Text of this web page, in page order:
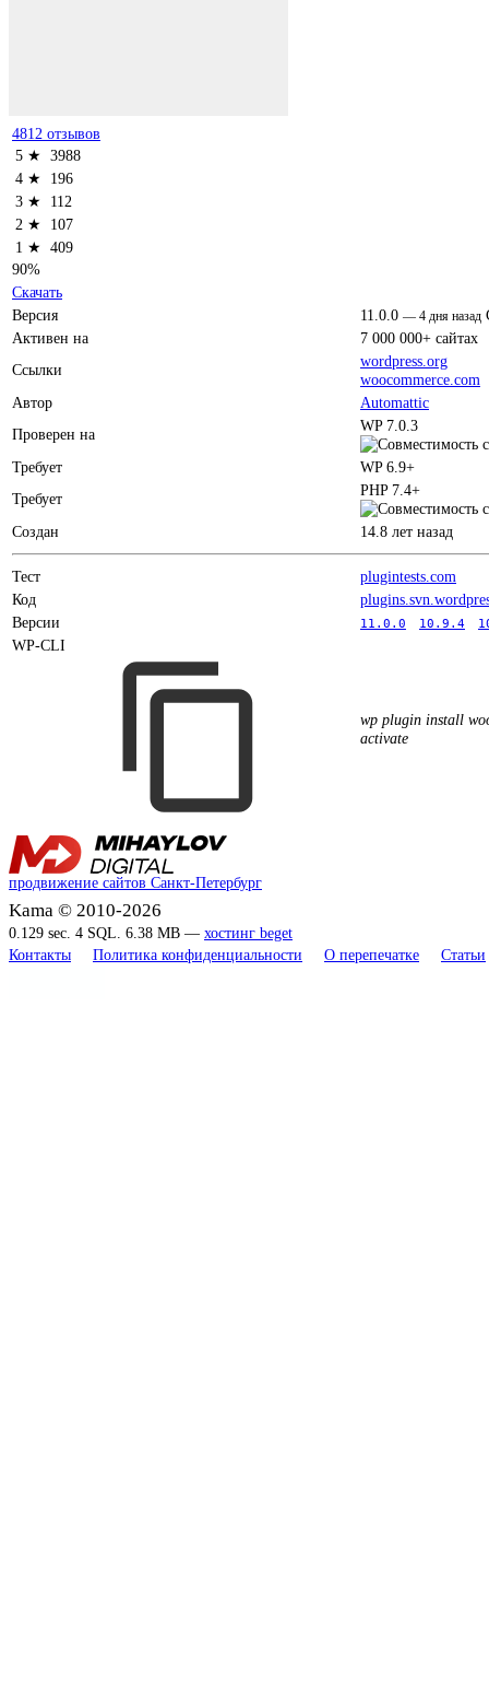
4812 отзывов
5 ★ 3988
4 ★
196
3 ★
112
2 ★
107
1 ★ 409
90%
Скачать
Версия
11.0.0 — 4 дня назад
Активен на
7 000 000+ сайтах
Ссылки
wordpress.org
woocommerce.com
Автор
Automattic
Проверен на
WP 7.0.3
Требует
WP 6.9+
Требует
PHP 7.4+
Создан 14.8 лет назад
Тест
plugintests.com
Код
Версии
11.0.0 10.9.4
WP-CLI
wp plugin install
activate
продвижение сайтов Санкт-Петербург
Kama © 2010-2026
0.129 sec. 4 SQL. 6.38 MB — хостинг beget
Контакты
Политика конфиденциальности О перепечатке Статьи